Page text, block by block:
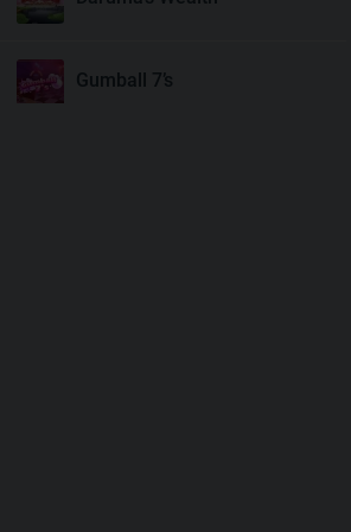
Gumball 7’s